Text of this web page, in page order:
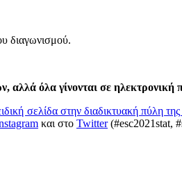
διαγωνισμού.
αλλά όλα γίνονται σε
σελίδα στην διαδικτυακή πύλη
και στο Twitter(#esc2021stat,